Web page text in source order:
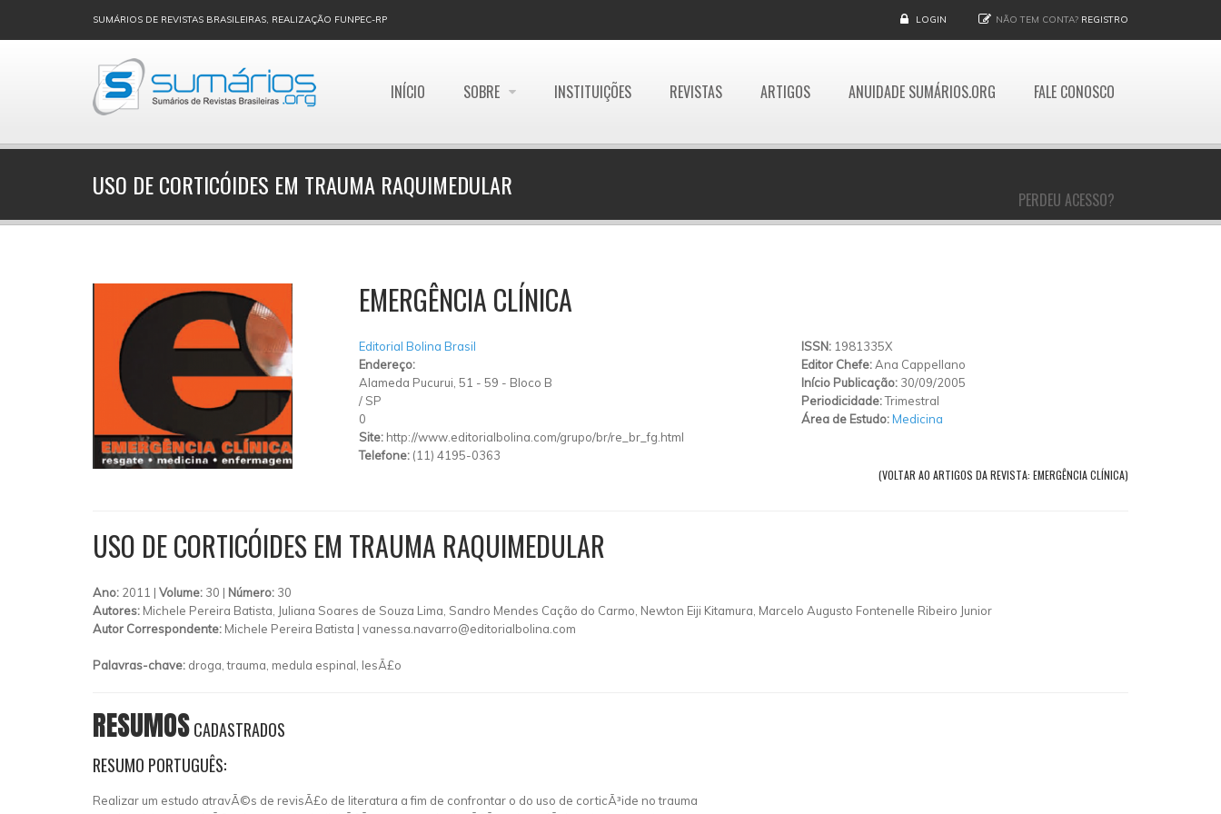
SUMÁRIOS DE REVISTAS BRASILEIRAS, REALIZAÇÃO FUNPEC-RP LOGIN NÃO TEM CONTA? REGISTRO
INÍCIO SOBRE INSTITUIÇÕES REVISTAS ARTIGOS ANUIDADE SUMÁRIOS.ORG FALE CONOSCO
PERDEU ACESSO?
USO DE CORTICÓIDES EM TRAUMA RAQUIMEDULAR
EMERGÊNCIA CLÍNICA
Editorial Bolina Brasil
Endereço:
Alameda Pucurui, 51 - 59 - Bloco B
/ SP
0
Site: http://www.editorialbolina.com/grupo/br/re_br_fg.html
Telefone: (11) 4195-0363
ISSN: 1981335X
Editor Chefe:Ana Cappellano
Início Publicação: 30/09/2005
Periodicidade:Trimestral
Área de Estudo:Medicina
(VOLTAR AO ARTIGOS DA REVISTA: EMERGÊNCIA CLÍNICA)
USO DE CORTICÓIDES EM TRAUMA RAQUIMEDULAR
Ano: 2011 | Volume: 30 | Número: 30
Autores: Michele Pereira Batista, Juliana Soares de Souza Lima, Sandro Mendes Cação do Carmo, Newton Eiji Kitamura, Marcelo Augusto Fontenelle Ribeiro Junior
Autor Correspondente: Michele Pereira Batista | vanessa.navarro@editorialbolina.com
Palavras-chave: droga, trauma, medula espinal, lesÃ£o
RESUMOSCADASTRADOS
RESUMO PORTUGUÊS:
Realizar um estudo atravÃ©s de revisÃ£o de literatura a fim de confrontar o do uso de corticÃ³ide no trauma